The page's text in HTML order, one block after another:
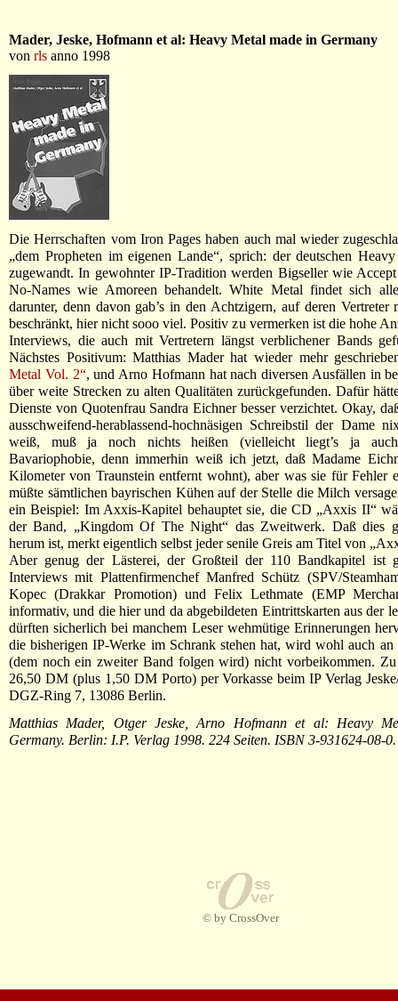
Mader, Jeske, Hofmann et al: Heavy Metal made in Germany
von rls anno 1998
Die Herrschaften vom Iron Pages haben auch mal wieder
„dem Propheten im eigenen Lande“, sprich: der deutschen
zugewandt. In gewohnter IP-Tradition werden Bigseller wie
No-Names wie Amoreen behandelt. White Metal findet sich
darunter, denn davon gab’s in den Achtzigern, auf deren Vertreter
beschränkt, hier nicht sooo viel. Positiv zu vermerken ist die hohe
Interviews, die auch mit Vertretern längst verblichener Bands
Nächstes Positivum: Matthias Mader hat wieder mehr
Metal Vol. 2“, und Arno Hofmann hat nach diversen Ausfällen in
über weite Strecken zu alten Qualitäten zurückgefunden. Dafür
Dienste von Quotenfrau Sandra Eichner besser verzichtet. Okay,
ausschweifend-herablassend-hochnäsigen Schreibstil der Dame
weiß, muß ja noch nichts heißen (vielleicht liegt’s ja
Bavariophobie, denn immerhin weiß ich jetzt, daß Madame
Kilometer von Traunstein entfernt wohnt), aber was sie für Fehler
müßte sämtlichen bayrischen Kühen auf der Stelle die Milch
ein Beispiel: Im Axxis-Kapitel behauptet sie, die CD „Axxis II“
der Band, „Kingdom Of The Night“ das Zweitwerk. Daß dies
herum ist, merkt eigentlich selbst jeder senile Greis am Titel von
Aber genug der Lästerei, der Großteil der 110 Bandkapitel ist
Interviews mit Plattenfirmenchef Manfred Schütz (SPV/
Kopec (Drakkar Promotion) und Felix Lethmate (EMP
informativ, und die hier und da abgebildeten Eintrittskarten aus der
dürften sicherlich bei manchem Leser wehmütige Erinnerungen
die bisherigen IP-Werke im Schrank stehen hat, wird wohl auch an
(dem noch ein zweiter Band folgen wird) nicht vorbeikommen.
26,50 DM (plus 1,50 DM Porto) per Vorkasse beim IP Verlag
DGZ-Ring 7, 13086 Berlin.
Matthias Mader, Otger Jeske, Arno Hofmann et al: Heavy
Germany. Berlin: I.P. Verlag 1998. 224 Seiten. ISBN 3-931624-08-
© by CrossOver